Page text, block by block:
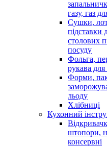
газу, газ
Сушки,
підставки
столових
посуду
Фольга,
рукава
Форми,
льоду
Хлібниці
Кухонний
штопори,
консервні